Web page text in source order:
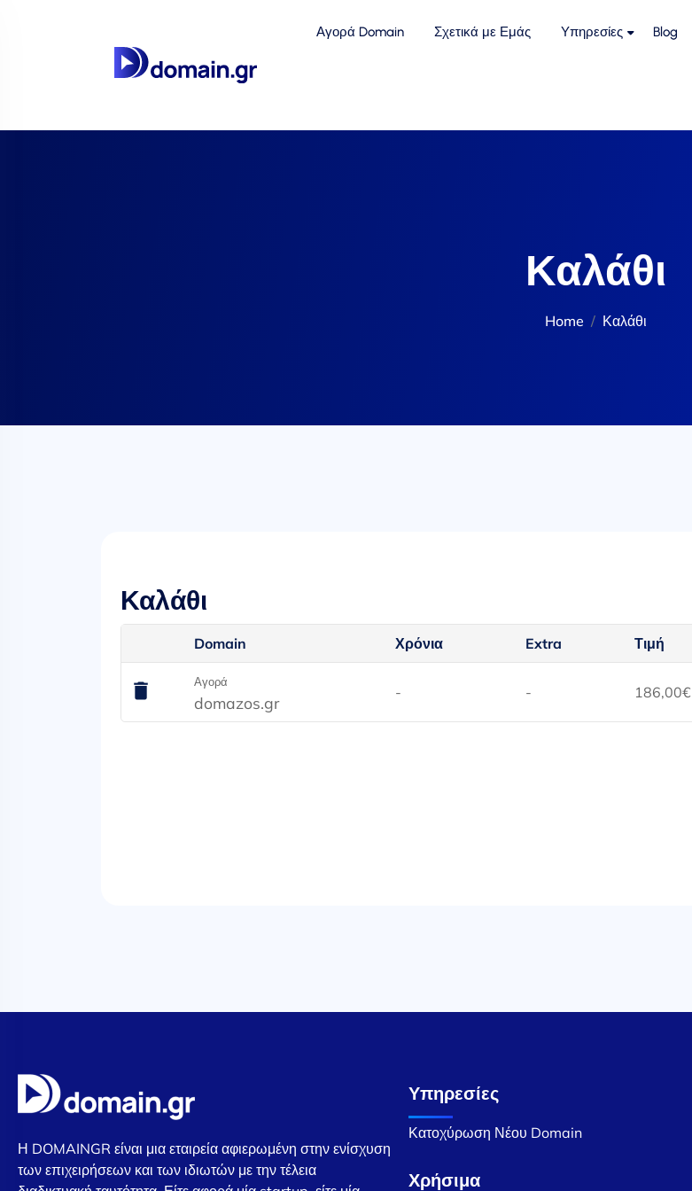
Αγορά Domain Σχετικά με Εμάς Υπηρεσίες Blog
Καλάθι
Home Καλάθι
Καλάθι
Domain Χρόνια Extra Τιμή
Αγορά
domazos.gr
- - 186,00€
Η DOMAINGR είναι μια εταιρεία αφιερωμένη στην ενίσχυση
των επιχειρήσεων και των ιδιωτών με την τέλεια
Υπηρεσίες
Κατοχύρωση Νέου Domain
Χρήσιμα